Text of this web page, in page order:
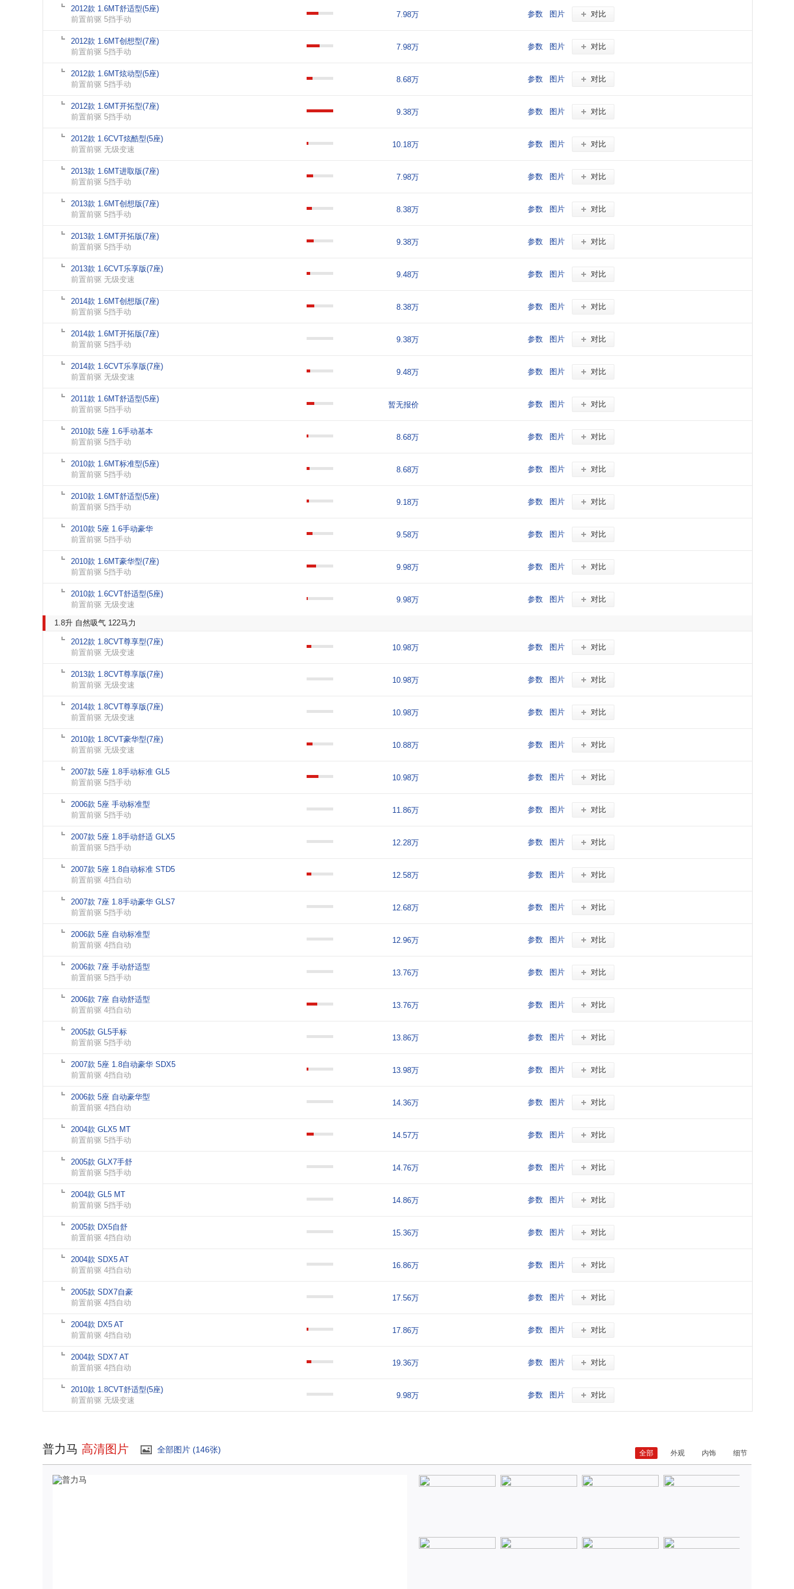
2012款 1.6MT舒适型(5座)
前置前驱 5挡手动
7.98万 参数 图片 对比
2012款 1.6MT创想型(7座)
前置前驱 5挡手动
7.98万 参数 图片 对比
2012款 1.6MT炫动型(5座)
前置前驱 5挡手动
8.68万 参数 图片 对比
2012款 1.6MT开拓型(7座)
前置前驱 5挡手动
9.38万 参数 图片 对比
2012款 1.6CVT炫酷型(5座)
前置前驱 无级变速
10.18万 参数 图片 对比
2013款 1.6MT进取版(7座)
前置前驱 5挡手动
7.98万 参数 图片 对比
2013款 1.6MT创想版(7座)
前置前驱 5挡手动
8.38万 参数 图片 对比
2013款 1.6MT开拓版(7座)
前置前驱 5挡手动
9.38万 参数 图片 对比
2013款 1.6CVT乐享版(7座)
前置前驱 无级变速
9.48万 参数 图片 对比
2014款 1.6MT创想版(7座)
前置前驱 5挡手动
8.38万 参数 图片 对比
2014款 1.6MT开拓版(7座)
前置前驱 5挡手动
9.38万 参数 图片 对比
2014款 1.6CVT乐享版(7座)
前置前驱 无级变速
9.48万 参数 图片 对比
2011款 1.6MT舒适型(5座)
前置前驱 5挡手动
暂无报价 参数 图片 对比
2010款 5座 1.6手动基本
前置前驱 5挡手动
8.68万 参数 图片 对比
2010款 1.6MT标准型(5座)
前置前驱 5挡手动
8.68万 参数 图片 对比
2010款 1.6MT舒适型(5座)
前置前驱 5挡手动
9.18万 参数 图片 对比
2010款 5座 1.6手动豪华
前置前驱 5挡手动
9.58万 参数 图片 对比
2010款 1.6MT豪华型(7座)
前置前驱 5挡手动
9.98万 参数 图片 对比
2010款 1.6CVT舒适型(5座)
前置前驱 无级变速
9.98万 参数 图片 对比
1.8升 自然吸气 122马力
2012款 1.8CVT尊享型(7座)
前置前驱 无级变速
10.98万 参数 图片 对比
2013款 1.8CVT尊享版(7座)
前置前驱 无级变速
10.98万 参数 图片 对比
2014款 1.8CVT尊享版(7座)
前置前驱 无级变速
10.98万 参数 图片 对比
2010款 1.8CVT豪华型(7座)
前置前驱 无级变速
10.88万 参数 图片 对比
2007款 5座 1.8手动标准 GL5
前置前驱 5挡手动
10.98万 参数 图片 对比
2006款 5座 手动标准型
前置前驱 5挡手动
11.86万 参数 图片 对比
2007款 5座 1.8手动舒适 GLX5
前置前驱 5挡手动
12.28万 参数 图片 对比
2007款 5座 1.8自动标准 STD5
前置前驱 4挡自动
12.58万 参数 图片 对比
2007款 7座 1.8手动豪华 GLS7
前置前驱 5挡手动
12.68万 参数 图片 对比
2006款 5座 自动标准型
前置前驱 4挡自动
12.96万 参数 图片 对比
2006款 7座 手动舒适型
前置前驱 5挡手动
13.76万 参数 图片 对比
2006款 7座 自动舒适型
前置前驱 4挡自动
13.76万 参数 图片 对比
2005款 GL5手标
前置前驱 5挡手动
13.86万 参数 图片 对比
2007款 5座 1.8自动豪华 SDX5
前置前驱 4挡自动
13.98万 参数 图片 对比
2006款 5座 自动豪华型
前置前驱 4挡自动
14.36万 参数 图片 对比
2004款 GLX5 MT
前置前驱 5挡手动
14.57万 参数 图片 对比
2005款 GLX7手舒
前置前驱 5挡手动
14.76万 参数 图片 对比
2004款 GL5 MT
前置前驱 5挡手动
14.86万 参数 图片 对比
2005款 DX5自舒
前置前驱 4挡自动
15.36万 参数 图片 对比
2004款 SDX5 AT
前置前驱 4挡自动
16.86万 参数 图片 对比
2005款 SDX7自豪
前置前驱 4挡自动
17.56万 参数 图片 对比
2004款 DX5 AT
前置前驱 4挡自动
17.86万 参数 图片 对比
2004款 SDX7 AT
前置前驱 4挡自动
19.36万 参数 图片 对比
2010款 1.8CVT舒适型(5座)
前置前驱 无级变速
9.98万 参数 图片 对比
普力马 高清图片 全部图片 (146张) 全部 外观 内饰 细节